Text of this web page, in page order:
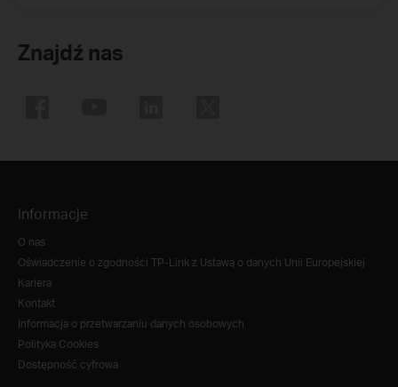
Znajdź nas
Informacje
O nas
Oświadczenie o zgodności TP-Link z Ustawą o danych Unii Europejskiej
Kariera
Kontakt
Informacja o przetwarzaniu danych osobowych
Polityka Cookies
Dostępność cyfrowa